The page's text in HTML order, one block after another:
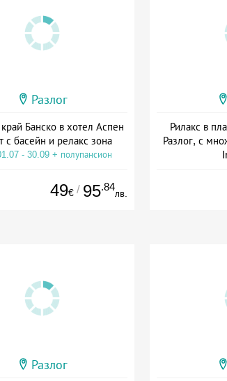
Разлог
Банско в хотел Аспен
с басейн и релакс зона
- 30.09 + полупансион
49€ / 95.84
лв.
Рилакс в
Разлог, с
Разлог